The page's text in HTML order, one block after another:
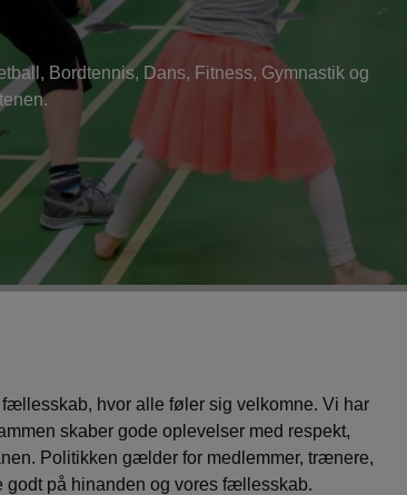
Bordtennis, Dans, Fitness, Gymnastik og
hvor alle føler sig velkomne. Vi har
skaber gode oplevelser med respekt,
Politikken gælder for medlemmer, trænere,
på hinanden og vores fællesskab.